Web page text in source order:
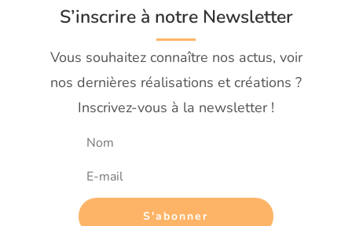
S’inscrire à notre Newsletter
Vous souhaitez connaître nos actus, voir
nos dernières réalisations et créations ?
Inscrivez-vous à la newsletter !
S'abonner